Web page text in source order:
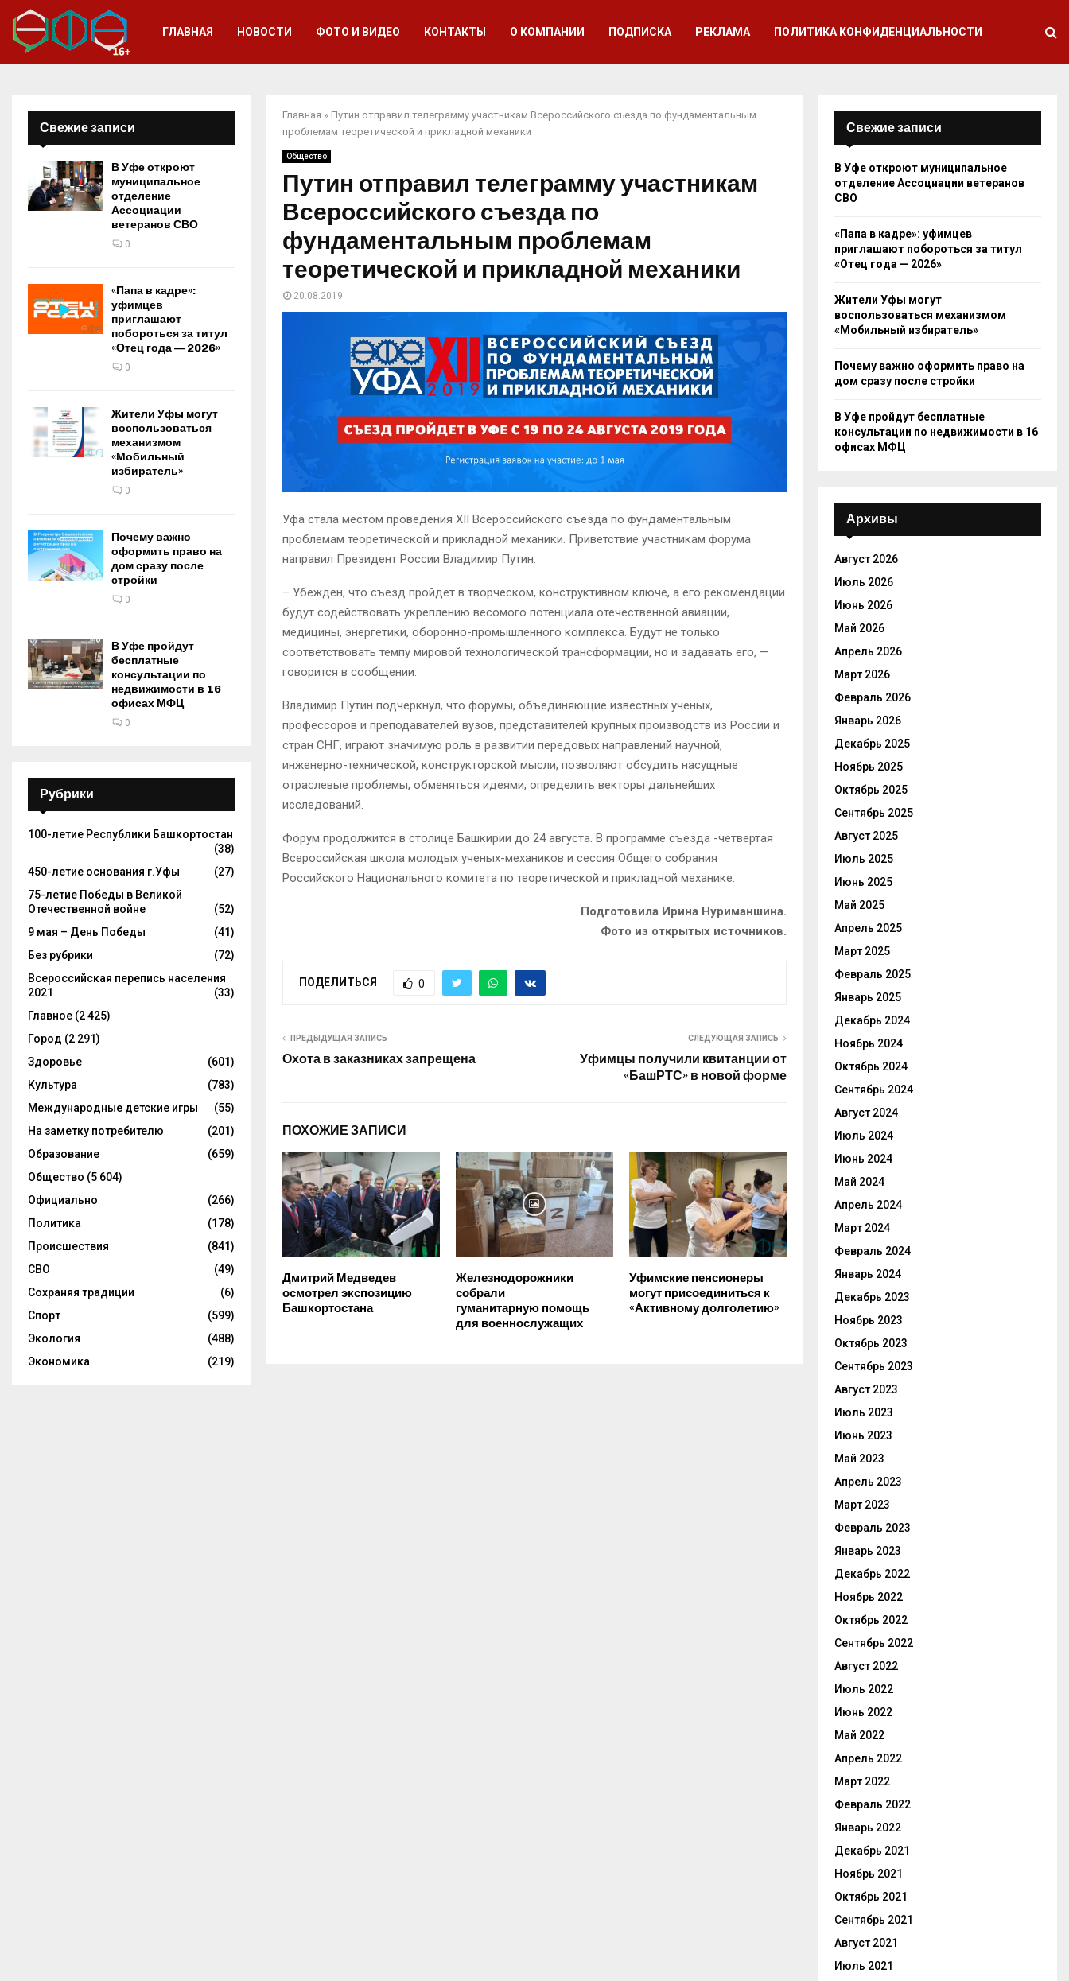
ГЛАВНАЯ НОВОСТИ ФОТО И ВИДЕО КОНТАКТЫ О КОМПАНИИ ПОДПИСКА РЕКЛАМА ПОЛИТИКА КОНФИДЕНЦИАЛЬНОСТИ
Главная » Путин отправил телеграмму участникам Всероссийского съезда по фундаментальным
проблемам теоретической и прикладной механики
Общество
Путин отправил телеграмму участникам
Всероссийского съезда по
фундаментальным проблемам
теоретической и прикладной механики
20.08.2019
Уфа стала местом проведения XII Всероссийского съезда по фундаментальным
проблемам теоретической и прикладной механики. Приветствие участникам форума
направил Президент России Владимир Путин.
– Убежден, что съезд пройдет в творческом, конструктивном ключе, а его рекомендации
будут содействовать укреплению весомого потенциала отечественной авиации,
медицины, энергетики, оборонно-промышленного комплекса. Будут не только
соответствовать темпу мировой технологической трансформации, но и задавать его, —
говорится в сообщении.
Владимир Путин подчеркнул, что форумы, объединяющие известных ученых,
профессоров и преподавателей вузов, представителей крупных производств из России и
стран СНГ, играют значимую роль в развитии передовых направлений научной,
инженерно-технической, конструкторской мысли, позволяют обсудить насущные
отраслевые проблемы, обменяться идеями, определить векторы дальнейших
исследований.
Форум продолжится в столице Башкирии до 24 августа. В программе съезда -четвертая
Всероссийская школа молодых ученых-механиков и сессия Общего собрания
Российского Национального комитета по теоретической и прикладной механике.
Подготовила Ирина Нуриманшина.
Фото из открытых источников.
ПОДЕЛИТЬСЯ 0
ПРЕДЫДУЩАЯ ЗАПИСЬ
Охота в заказниках запрещена
СЛЕДУЮЩАЯ ЗАПИСЬ
Уфимцы получили квитанции от
«БашРТС» в новой форме
ПОХОЖИЕ ЗАПИСИ
Дмитрий Медведев
осмотрел экспозицию
Башкортостана
Железнодорожники
собрали
гуманитарную помощь
для военнослужащих
Уфимские пенсионеры
могут присоединиться к
«Активному долголетию»
Свежие записи
В Уфе откроют
муниципальное
отделение
Ассоциации
ветеранов СВО
0
«Папа в кадре»:
уфимцев
приглашают
побороться за титул
«Отец года — 2026»
0
Жители Уфы могут
воспользоваться
механизмом
«Мобильный
избиратель»
0
Почему важно
оформить право на
дом сразу после
стройки
0
В Уфе пройдут
бесплатные
консультации по
недвижимости в 16
офисах МФЦ
0
Рубрики
100-летие Республики Башкортостан
(38)
450-летие основания г.Уфы
(27)
75-летие Победы в Великой
Отечественной войне
(52)
9 мая – День Победы
(41)
Без рубрики
(72)
Всероссийская перепись населения
2021
(33)
Главное (2 425)
Город (2 291)
Здоровье
(601)
Культура
(783)
Международные детские игры
(55)
На заметку потребителю
(201)
Образование
(659)
Общество (5 604)
Официально
(266)
Политика
(178)
Происшествия
(841)
СВО
(49)
Сохраняя традиции
(6)
Спорт
(599)
Экология
(488)
Экономика
(219)
Свежие записи
В Уфе откроют муниципальное
отделение Ассоциации ветеранов
СВО
«Папа в кадре»: уфимцев
приглашают побороться за титул
«Отец года — 2026»
Жители Уфы могут
воспользоваться механизмом
«Мобильный избиратель»
Почему важно оформить право на
дом сразу после стройки
В Уфе пройдут бесплатные
консультации по недвижимости в 16
офисах МФЦ
Архивы
Август 2026
Июль 2026
Июнь 2026
Май 2026
Апрель 2026
Март 2026
Февраль 2026
Январь 2026
Декабрь 2025
Ноябрь 2025
Октябрь 2025
Сентябрь 2025
Август 2025
Июль 2025
Июнь 2025
Май 2025
Апрель 2025
Март 2025
Февраль 2025
Январь 2025
Декабрь 2024
Ноябрь 2024
Октябрь 2024
Сентябрь 2024
Август 2024
Июль 2024
Июнь 2024
Май 2024
Апрель 2024
Март 2024
Февраль 2024
Январь 2024
Декабрь 2023
Ноябрь 2023
Октябрь 2023
Сентябрь 2023
Август 2023
Июль 2023
Июнь 2023
Май 2023
Апрель 2023
Март 2023
Февраль 2023
Январь 2023
Декабрь 2022
Ноябрь 2022
Октябрь 2022
Сентябрь 2022
Август 2022
Июль 2022
Июнь 2022
Май 2022
Апрель 2022
Март 2022
Февраль 2022
Январь 2022
Декабрь 2021
Ноябрь 2021
Октябрь 2021
Сентябрь 2021
Август 2021
Июль 2021